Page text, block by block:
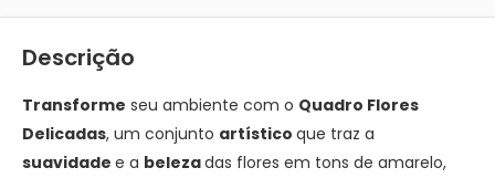
Descrição
Transforme seu ambiente com o Quadro Flores
Delicadas, um conjunto artístico que traz a
suavidade e a belezadas flores em tons de amarelo,